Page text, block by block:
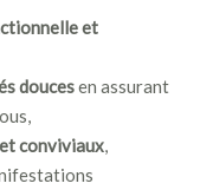
et
doucesen assurant
conviviaux,